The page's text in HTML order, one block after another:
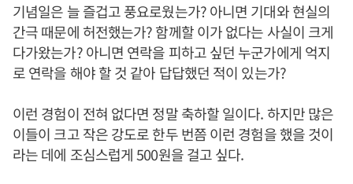
기념일은 늘 즐겁고 풍요로웠는가? 아니면 기대와 현실의
간극 때문에 허전했는가? 함께할 이가 없다는 사실이 크게
다가왔는가? 아니면 연락을 피하고 싶던 누군가에게 억지
로 연락을 해야 할 것 같아 답답했던 적이 있는가?
이런 경험이 전혀 없다면 정말 축하할 일이다. 하지만 많은
이들이 크고 작은 강도로 한두 번쯤 이런 경험을 했을 것이
라는 데에 조심스럽게 500원을 걸고 싶다.